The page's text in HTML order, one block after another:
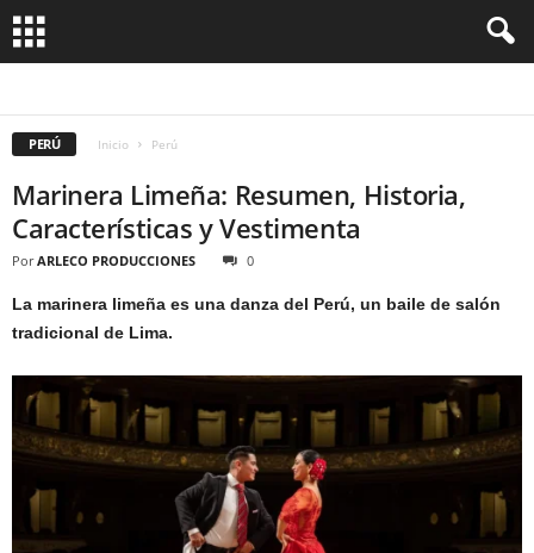
PERÚ Inicio Perú
Marinera Limeña: Resumen, Historia,
Características y Vestimenta
Por ARLECO PRODUCCIONES 0
La marinera limeña es una danza del Perú, un baile de salón
tradicional de Lima.